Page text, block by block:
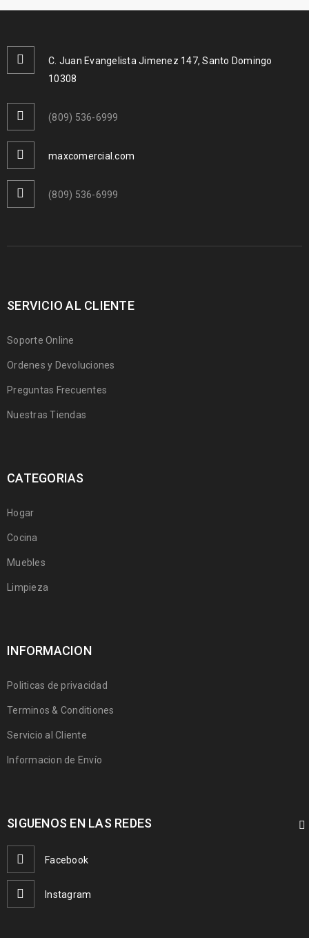
C. Juan Evangelista Jimenez 147, Santo Domingo
10308
(809) 536-6999
maxcomercial.com
(809) 536-6999
SERVICIO AL CLIENTE
Soporte Online
Ordenes y Devoluciones
Preguntas Frecuentes
Nuestras Tiendas
CATEGORIAS
Hogar
Cocina
Muebles
Limpieza
INFORMACION
Politicas de privacidad
Terminos & Conditiones
Servicio al Cliente
Informacion de Envío
SIGUENOS EN LAS REDES
Facebook
Instagram